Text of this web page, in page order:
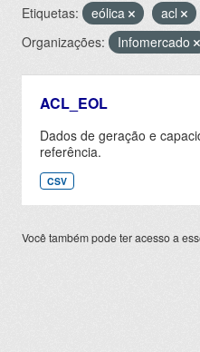
Etiquetas: eólica acl
Organizações:
Infomercado
ACL_EOL
Dados de geração e
referência.
CSV
Você também pode ter acesso a